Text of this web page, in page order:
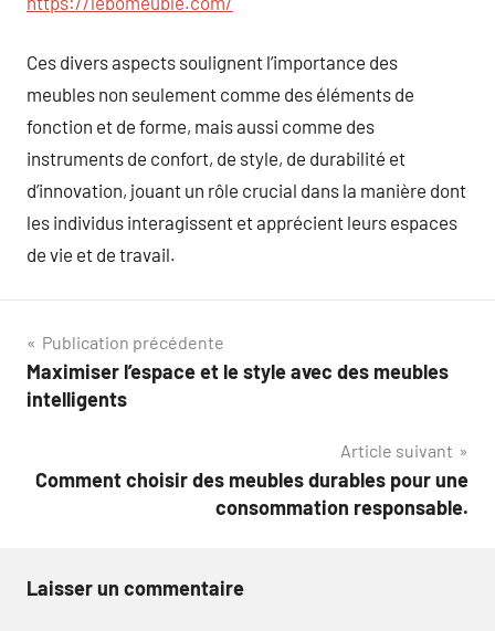
Ces divers aspects soulignent l’importance des
meubles non seulement comme des éléments de
fonction et de forme, mais aussi comme des
instruments de confort, de style, de durabilité et
d’innovation, jouant un rôle crucial dans la manière dont
les individus interagissent et apprécient leurs espaces
de vie et de travail.
Navigation
de
Publication précédente
Maximiser l’espace et le style avec des meubles
intelligents
Article suivant
Comment choisir des meubles durables pour une
consommation responsable.
Laisser un commentaire